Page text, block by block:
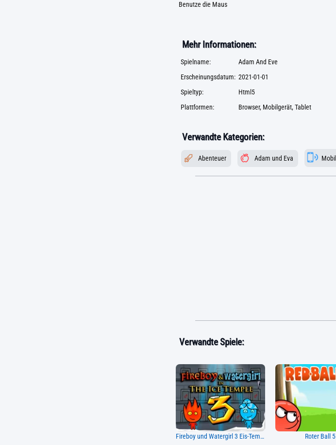
Benutze die Maus
Mehr Informationen:
Spielname:
Adam And Eve
Erscheinungsdatum: 2021-01-01
Spieltyp:
Html5
Plattformen:
Browser, Mobilgerät, Tablet
Verwandte Kategorien:
Abenteuer Adam und Eva Mobil
Verwandte Spiele:
Fireboy und Watergirl 3 Eis-Tempel Roter Ball 5